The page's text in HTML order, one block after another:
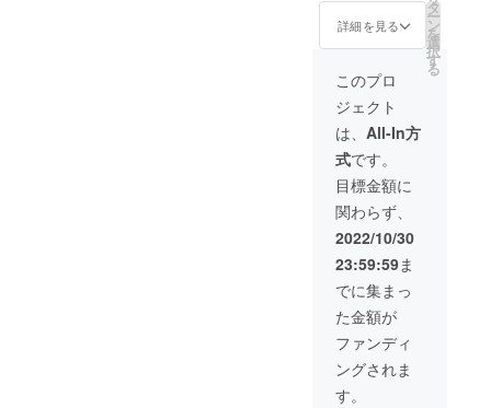
予定価
格より
可能性
もござ
いま
す。 閉
じる
が販売
予定価
可能性
いま
す。
ジェク
トを通
回る応
援購入
をいた
だき、
現在進
めてい
る環境
から量
産体制
を更に
整える
ことが
できた
場合、
正規販
売価格
が販売
予定価
送料
込）の
30％OF
F] 【送
料につ
いて】
商品代
金に
は、ご
自宅ま
での送
料も含
まれて
おりま
す。
【その
他注意
事項】
※本プロ
ジェク
トを通
詳細を見る
タ
ー
ン
を
選
択
す
る
このプロ
ジェクト
は、 All-In方
式です。
目標金額に
関わらず、
2022/10/30
23:59:59ま
でに集まっ
た金額が
ファンディ
ングされま
す。